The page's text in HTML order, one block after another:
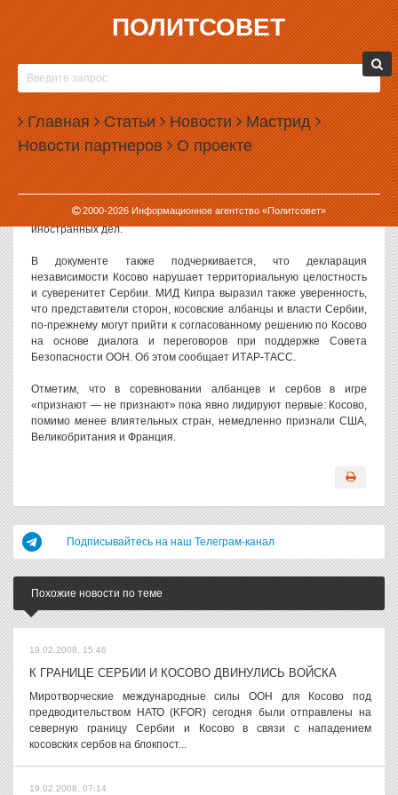
ПОЛИТСОВЕТ
Главная Статьи Новости Мастрид
Новости партнеров О проекте
2000-2026Информационное агентство «Политсовет»
19.02.2008, 10:29
НА СТОРОНУ СЕРБОВ РЕШИТЕЛЬНО ВСТАЛ
КИПР
На сторону сербов решительно встал Кипр
С точки зрения правительства Кипра, провозглашенная в
одностороннем порядке независимость Косово противоречит
международному законодательству и резолюциям ООН и
поэтому юридически недействительна. Об этом сообщается в
распространенном сегодня заявлении кипрского министерства
иностранных дел.
В документе также подчеркивается, что декларация
независимости Косово нарушает территориальную целостность
и суверенитет Сербии. МИД Кипра выразил также уверенность,
что представители сторон, косовские албанцы и власти Сербии,
по-прежнему могут прийти к согласованному решению по Косово
на основе диалога и переговоров при поддержке Совета
Безопасности ООН. Об этом сообщает ИТАР-ТАСС.
Отметим, что в соревновании албанцев и сербов в игре
«признают — не признают» пока явно лидируют первые: Косово,
помимо менее влиятельных стран, немедленно признали США,
Великобритания и Франция.
Подписывайтесь на наш Телеграм-канал
Похожие новости по теме
19.02.2008, 15:46
К ГРАНИЦЕ СЕРБИИ И КОСОВО ДВИНУЛИСЬ ВОЙСКА
Миротворческие международные силы ООН для Косово под
предводительством НАТО (KFOR) сегодня были отправлены на
северную границу Сербии и Косово в связи с нападением
косовских сербов на блокпост...
19.02.2008, 07:14